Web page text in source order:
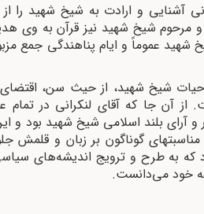
و ارادت به شیخ شهید را
مرحوم شیخ شهید نیز قرآن به وى
شهید عموماً و ایام پناهندگى جمع
شیخ شهید، از حیث سن، اقتضاى
از آن جا که آقاى لنکرانى در
آراى بلند اسلامى شیخ شهید بود و
گوناگون بر زبان و قلمش
که به طرح و ترویج اندیشه‌هاى
خود مى‌دانست.